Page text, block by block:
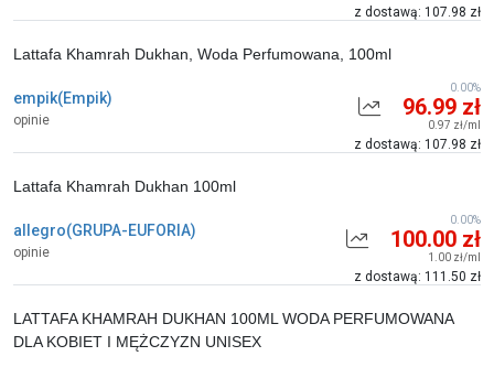
z dostawą: 107.98 zł
empik(Empik)
opinie
Lattafa Khamrah Dukhan, Woda Perfumowana, 100ml
96.99 zł
0.97 zł/ml
z dostawą: 107.98 zł
0.00%
allegro(GRUPA-EUFORIA)
opinie
Lattafa Khamrah Dukhan 100ml
100.00 zł
1.00 zł/ml
z dostawą: 111.50 zł
0.00%
LATTAFA KHAMRAH DUKHAN 100ML WODA PERFUMOWANA
DLA KOBIET I MĘŻCZYZN UNISEX